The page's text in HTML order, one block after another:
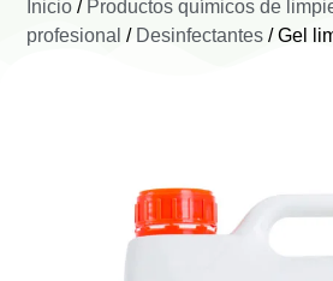
Inicio / Productos químicos de
profesional / Desinfectantes / Gel